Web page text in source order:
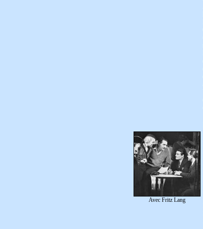
Avec Fritz Lang